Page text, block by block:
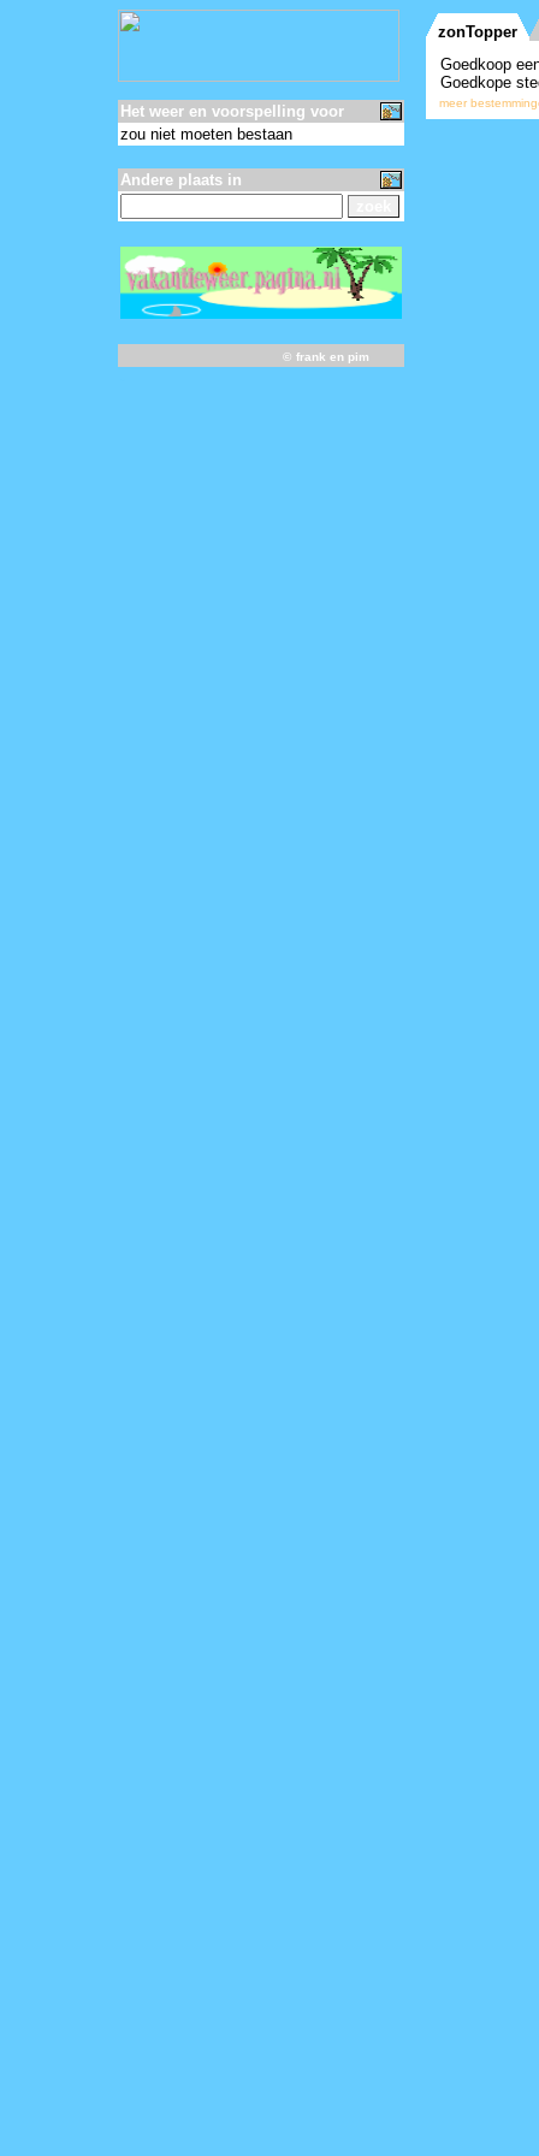
Het weer en voorspelling voor
zou niet moeten bestaan
Andere plaats in
© frank en pim